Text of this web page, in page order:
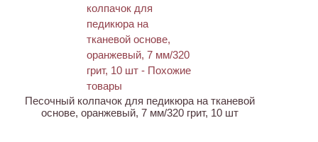
Песочный колпачок для педикюра на тканевой
основе, оранжевый, 7 мм/320 грит, 10 шт